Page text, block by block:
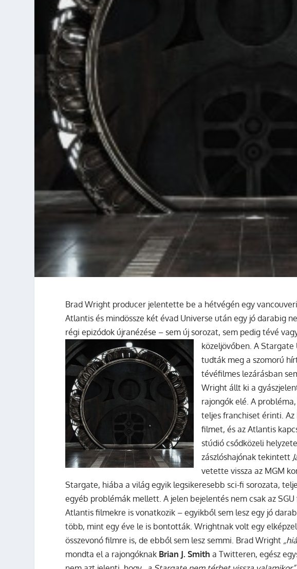
Brad Wright producer jelentette be a hétvégén egy
Atlantis és mindössze két évad Universe után egy jó darabig
régi epizódok újranézése – sem új sorozat, sem pedig tévé
közeljövőben.A Stargate
tudták meg a szomorú
tévéfilmes lezárásban
Wright állt ki a
rajongók elé. A
teljes franchiset érinti. Az
filmet, és az Atlantis
stúdió csődközeli
zászlóshajónak tekintett
vetette vissza az MGM
Stargate, hiába a világ egyik legsikeresebb sci-fi sorozata,
egyéb problémák mellett. A jelen bejelentés nem csak az
Atlantis filmekre is vonatkozik – egyikből sem lesz egy jó
több, mint egy éve le is bontották. Wrightnak volt egy
összevonó filmre is, de ebből sem lesz semmi. Brad Wright
mondta el a rajongóknak Brian J. Smith a Twitteren, egész